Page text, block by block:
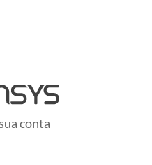
conta